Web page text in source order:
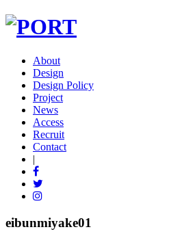
About
Design
Design Policy
Project
News
Access
Recruit
Contact
|
eibunmiyake01